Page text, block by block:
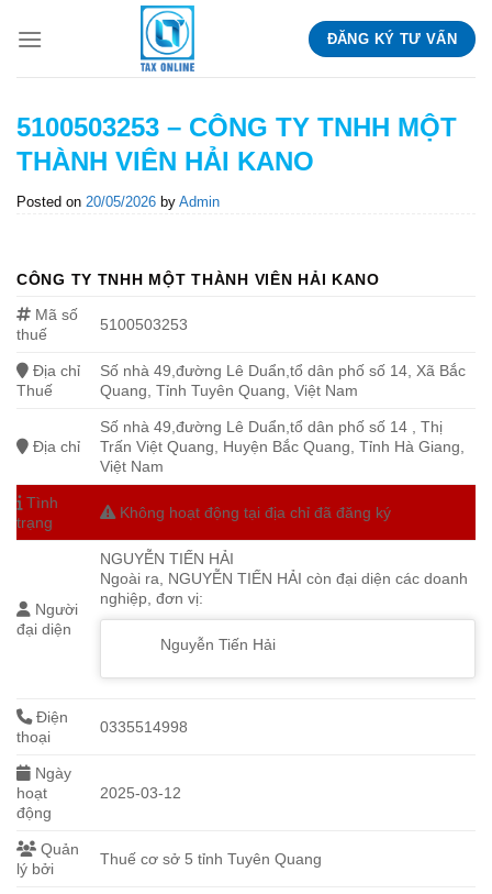
ĐĂNG KÝ TƯ VẤN
5100503253 – CÔNG TY TNHH MỘT
THÀNH VIÊN HẢI KANO
Posted on 20/05/2026 by Admin
CÔNG TY TNHH MỘT THÀNH VIÊN HẢI KANO
Mã số
thuế
5100503253
Địa chỉ
Thuế
Số nhà 49,đường Lê Duẩn,tổ dân phố số 14, Xã Bắc
Quang, Tỉnh Tuyên Quang, Việt Nam
Địa chỉ
Số nhà 49,đường Lê Duẩn,tổ dân phố số 14 , Thị
Trấn Việt Quang, Huyện Bắc Quang, Tỉnh Hà Giang,
Việt Nam
Tình
trạng
Không hoạt động tại địa chỉ đã đăng ký
Người
đại diện
NGUYỄN TIẾN HẢI
Ngoài ra, NGUYỄN TIẾN HẢI còn đại diện các doanh
nghiệp, đơn vị:
Nguyễn Tiến Hải
Điện
thoại
0335514998
Ngày
hoạt
động
2025-03-12
Quản
lý bởi
Thuế cơ sở 5 tỉnh Tuyên Quang